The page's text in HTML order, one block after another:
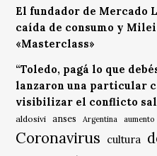
El fundador de Mercado
caída de consumo y
«Masterclass»
“Toledo, pagá lo que
lanzaron una particular
visibilizar el conflicto
aldosivi anses Argentina aumento
Coronavirus cultura